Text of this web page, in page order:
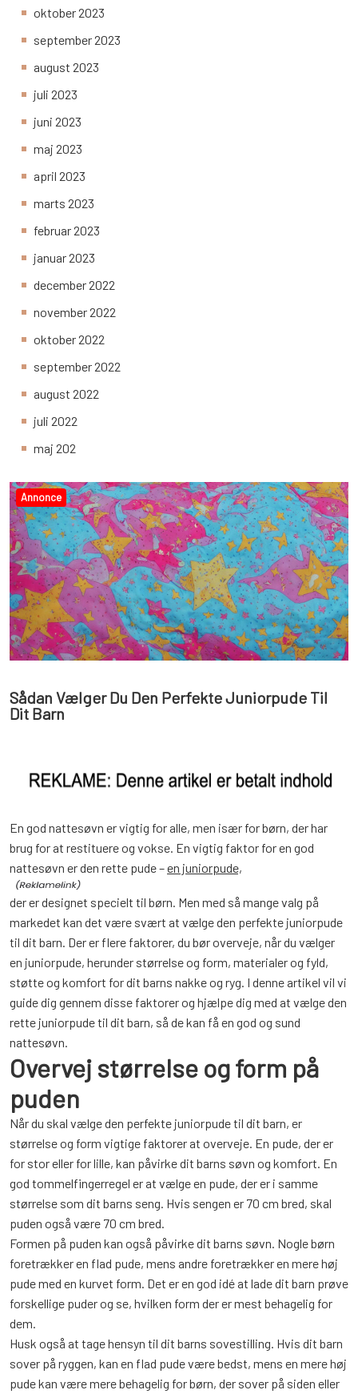
Annonce
Sådan Vælger Du Den Perfekte Juniorpude Til
Dit Barn
En god nattesøvn er vigtig for alle, men især for børn, der har
brug for at restituere og vokse. En vigtig faktor for en god
nattesøvn er den rette pude –en juniorpude,
der er designet specielt til børn. Men med så mange valg på
markedet kan det være svært at vælge den perfekte juniorpude
til dit barn. Der er flere faktorer, du bør overveje, når du vælger
en juniorpude, herunder størrelse og form, materialer og fyld,
støtte og komfort for dit barns nakke og ryg. I denne artikel vil vi
guide dig gennem disse faktorer og hjælpe dig med at vælge den
rette juniorpude til dit barn, så de kan få en god og sund
nattesøvn.
Overvej størrelse og form på
puden
Når du skal vælge den perfekte juniorpude til dit barn, er
størrelse og form vigtige faktorer at overveje. En pude, der er
for stor eller for lille, kan påvirke dit barns søvn og komfort. En
god tommelfingerregel er at vælge en pude, der er i samme
størrelse som dit barns seng. Hvis sengen er 70 cm bred, skal
puden også være 70 cm bred.
Formen på puden kan også påvirke dit barns søvn. Nogle børn
foretrækker en flad pude, mens andre foretrækker en mere høj
pude med en kurvet form. Det er en god idé at lade dit barn prøve
forskellige puder og se, hvilken form der er mest behagelig for
dem.
Husk også at tage hensyn til dit barns sovestilling. Hvis dit barn
sover på ryggen, kan en flad pude være bedst, mens en mere høj
pude kan være mere behagelig for børn, der sover på siden eller
oktober 2023
september 2023
august 2023
juli 2023
juni 2023
maj 2023
april 2023
marts 2023
februar 2023
januar 2023
december 2022
november 2022
oktober 2022
september 2022
august 2022
juli 2022
maj 202